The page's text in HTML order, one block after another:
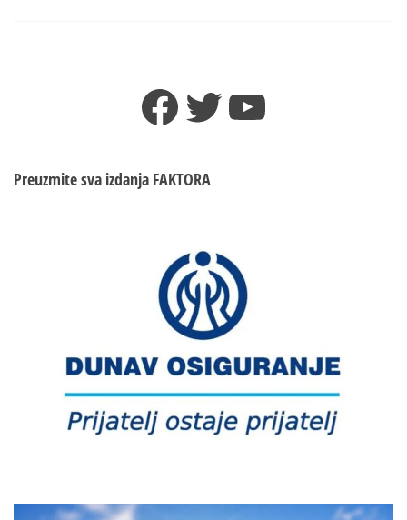
evo
Facebook
TwitterYouTube
Preuzmite sva izdanja FAKTORA